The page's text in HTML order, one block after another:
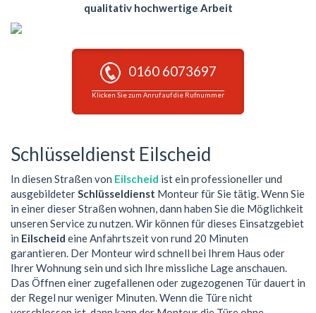
qualitativ hochwertige Arbeit
0160 6073697
Klicken Sie zum Anruf auf die Rufnummer
Schlüsseldienst Eilscheid
In diesen Straßen von Eilscheid ist ein professioneller und
ausgebildeterSchlüsseldienst Monteur für Sie tätig. Wenn Sie
in einer dieser Straßen wohnen, dann haben Sie die Möglichkeit
unseren Service zu nutzen. Wir können für dieses Einsatzgebiet
in Eilscheid eine Anfahrtszeit von rund 20 Minuten
garantieren. Der Monteur wird schnell bei Ihrem Haus oder
Ihrer Wohnung sein und sich Ihre missliche Lage anschauen.
Das Öffnen einer zugefallenen oder zugezogenen Tür dauert in
der Regel nur weniger Minuten. Wenn die Türe nicht